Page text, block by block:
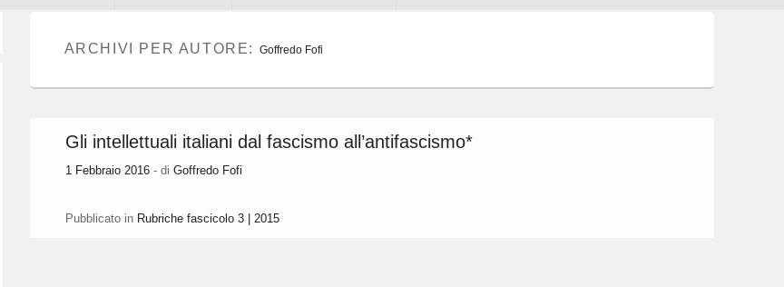
ARCHIVI PER AUTORE: Goffredo Fofi
Gli intellettuali italiani dal fascismo all’antifascismo*
1 Febbraio 2016 - di Goffredo Fofi
Pubblicato in Rubriche fascicolo 3 | 2015